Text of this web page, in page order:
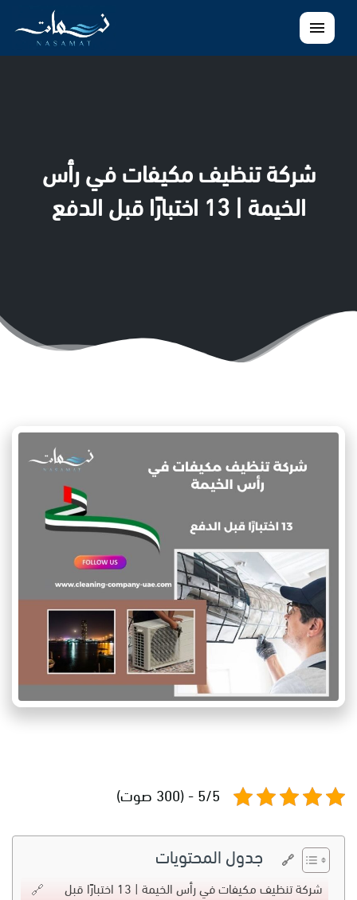
القائمة
شركة تنظيف مكيفات في رأس
الخيمة | 13 اختبارًا قبل الدفع
5/5 - (300 صوت)
جدول المحتويات
شركة تنظيف مكيفات في رأس الخيمة | 13 اختبارًا قبل